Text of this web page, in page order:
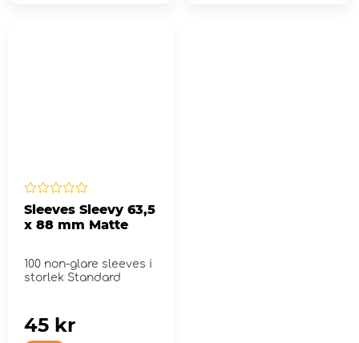
Sleeves Sleevy 63,5
x 88 mm Matte
100 non-glare sleeves i
storlek Standard
45 kr